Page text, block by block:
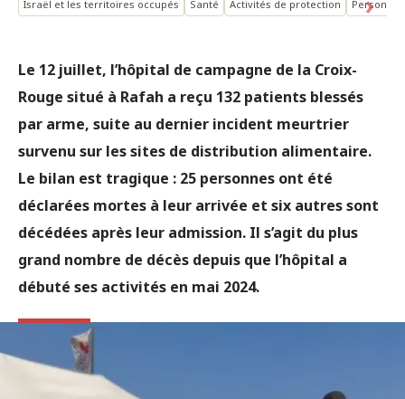
Israël et les territoires occupés Santé Activités de protection
Le 12 juillet, l’hôpital de campagne de la Croix-
Rouge situé à Rafah a reçu 132 patients blessés
par arme, suite au dernier incident meurtrier
survenu sur les sites de distribution alimentaire.
Le bilan est tragique : 25 personnes ont été
déclarées mortes à leur arrivée et six autres sont
décédées après leur admission. Il s’agit du plus
grand nombre de décès depuis que l’hôpital a
débuté ses activités en mai 2024.